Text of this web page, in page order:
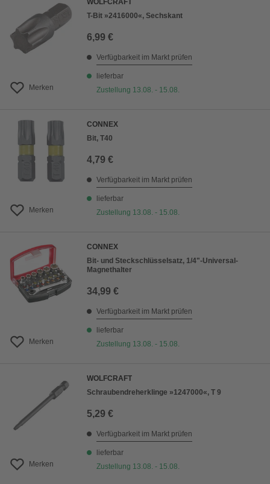
Merken
WOLFCRAFT
T-Bit »2416000«, Sechskant
6,99 €
Verfügbarkeit im Markt prüfen
lieferbar
Zustellung 13.08. - 15.08.
Merken
CONNEX
Bit, T40
4,79 €
Verfügbarkeit im Markt prüfen
lieferbar
Zustellung 13.08. - 15.08.
Merken
CONNEX
Bit- und Steckschlüsselsatz, 1/4"-Universal-
Magnethalter
34,99 €
Verfügbarkeit im Markt prüfen
lieferbar
Zustellung 13.08. - 15.08.
Merken
WOLFCRAFT
Schraubendreherklinge »1247000«, T 9
5,29 €
Verfügbarkeit im Markt prüfen
lieferbar
Zustellung 13.08. - 15.08.